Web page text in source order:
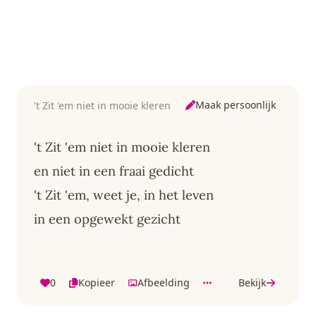
't Zit 'em niet in mooie kleren Maak persoonlijk
't Zit 'em niet in mooie kleren
en niet in een fraai gedicht
't Zit 'em, weet je, in het leven
in een opgewekt gezicht
0 Kopieer Afbeelding Bekijk